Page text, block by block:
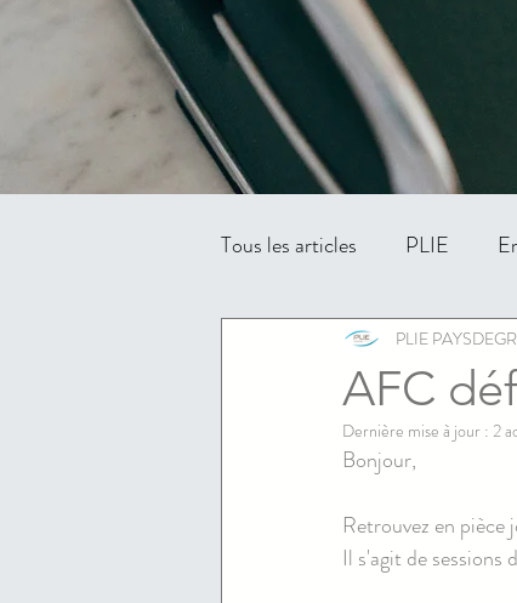
Tous les articles PLIE
emploi
AFC
PLIE
Dernière mise à jour : 2
Bonjour,
Retrouvez en
Il s'agit de sessions